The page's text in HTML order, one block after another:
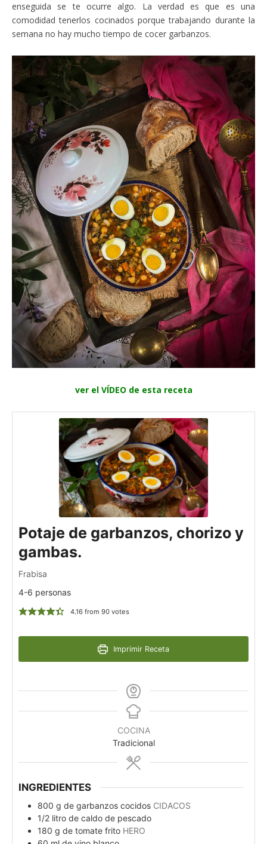
enseguida se te ocurre algo. La verdad es que es una
comodidad tenerlos cocinados porque trabajando durante la
semana no hay mucho tiempo de cocer garbanzos.
ver el VÍDEO de esta receta
Potaje de garbanzos, chorizo y
gambas.
Frabisa
4-6 personas
4.16from 90votes
Imprimir Receta
COCINA
Tradicional
INGREDIENTES
800 g de garbanzos cocidos CIDACOS
1/2 litro de caldo de pescado
180 g de tomate frito HERO